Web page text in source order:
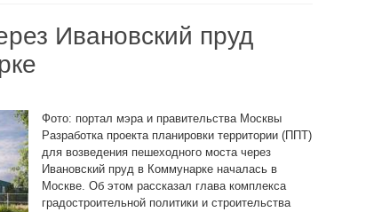
Ивановский пруд
Фото: портал мэра и правительства Москвы
Разработка проекта планировки территории (ППТ)
для возведения пешеходного моста через
Ивановский пруд в Коммунарке началась в
Москве. Об этом рассказал глава комплекса
градостроительной политики и строительства